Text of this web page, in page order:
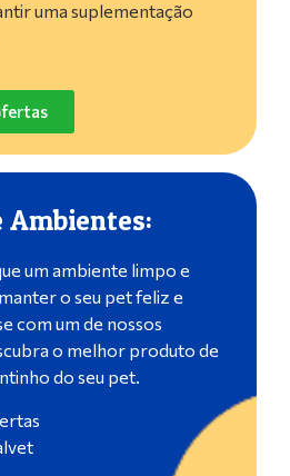
uma suplementação
Ambientes:
um ambiente limpo e
o seu pet feliz e
com um de nossos
o melhor produto de
do seu pet.